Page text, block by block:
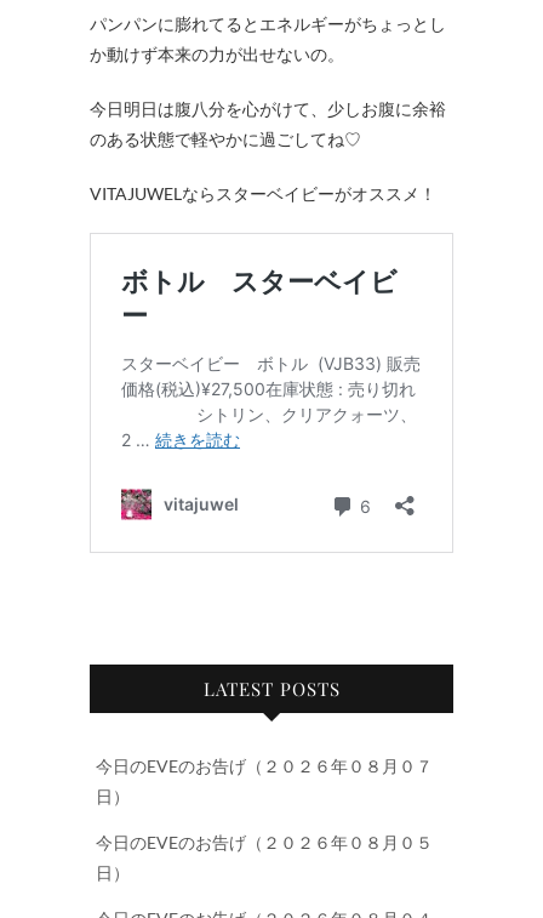
パンパンに膨れてるとエネルギーがちょっとし
か動けず本来の力が出せないの。
今日明日は腹八分を心がけて、少しお腹に余裕
のある状態で軽やかに過ごしてね♡
VITAJUWELならスターベイビーがオススメ！
LATEST POSTS
今日のEVEのお告げ（２０２６年０８月０７
日）
今日のEVEのお告げ（２０２６年０８月０５
日）